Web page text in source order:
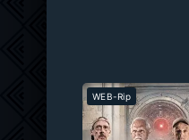
WEB-Rip